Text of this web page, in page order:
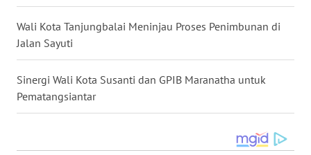
Wali Kota Tanjungbalai Meninjau Proses Penimbunan di
Jalan Sayuti
Sinergi Wali Kota Susanti dan GPIB Maranatha untuk
Pematangsiantar
WN
JOGJA
WN
JATIM
WN